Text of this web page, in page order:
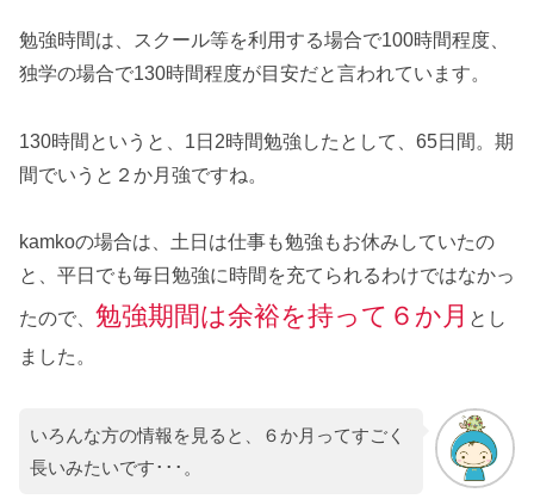
勉強時間は、スクール等を利用する場合で100時間程度、
独学の場合で130時間程度が目安だと言われています。
130時間というと、1日2時間勉強したとして、65日間。期
間でいうと２か月強ですね。
kamkoの場合は、土日は仕事も勉強もお休みしていたの
と、平日でも毎日勉強に時間を充てられるわけではなかっ
たので、 勉強期間は余裕を持って６か月 とし
ました。
いろんな方の情報を見ると、６か月ってすごく
長いみたいです･･･。